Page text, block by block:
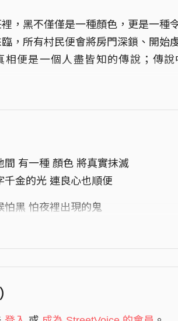
，黑不僅僅是一種顏色，更是一種
，所有村民便會將房門深鎖、開始
相便是一個人盡皆知的傳說；傳
卻有一群邪門的管理者，將「黑」
將所擁有的東西燃燒殆盡的邪惡產
間 有一種 顏色 將真實抹滅
千金的光 連良心也順便
怕黑 怕夜裡出現的鬼
切 來報復千年原罪
再單純的人